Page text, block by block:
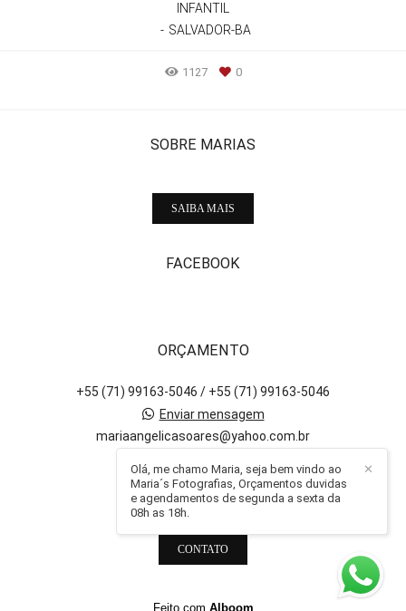
INFANTIL
SALVADOR-BA
1127 0
SOBRE MARIAS
SAIBA MAIS
FACEBOOK
ORÇAMENTO
+55 (71) 99163-5046 / +55 (71) 99163-5046
Enviar mensagem
mariaangelicasoares@yahoo.com.br
CONTATO
✕
Olá, me chamo Maria, seja bem vindo ao
Maria´s Fotografias, Orçamentos duvidas
e agendamentos de segunda a sexta da
08h as 18h.
Feito com Alboom